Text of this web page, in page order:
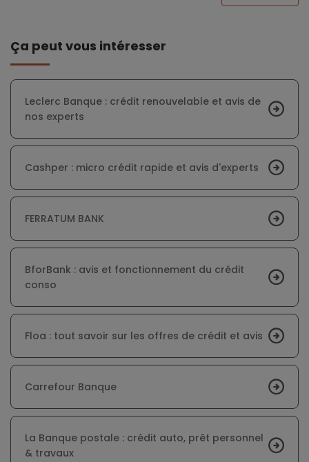
Ça peut vous intéresser
Leclerc Banque : crédit renouvelable et avis de
nos experts
Cashper : micro crédit rapide et avis d'experts
FERRATUM BANK
BforBank : avis et fonctionnement du crédit
conso
Floa : tout savoir sur les offres de crédit et avis
Carrefour Banque
La Banque postale : crédit auto, prêt personnel
& travaux